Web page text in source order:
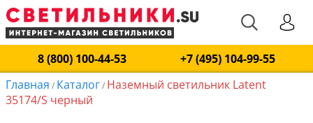
8 (800) 100-44-53
+7 (495) 104-99-55
Главная / Каталог/ Наземный светильник Latent
35174/S черный